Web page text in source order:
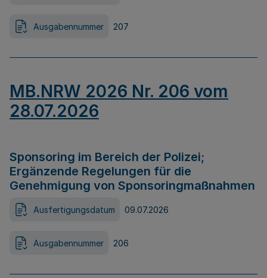
Ausgabennummer 207
MB.NRW 2026 Nr. 206 vom
28.07.2026
Sponsoring im Bereich der Polizei;
Ergänzende Regelungen für die
Genehmigung von Sponsoringmaßnahmen
Ausfertigungsdatum 09.07.2026
Ausgabennummer 206